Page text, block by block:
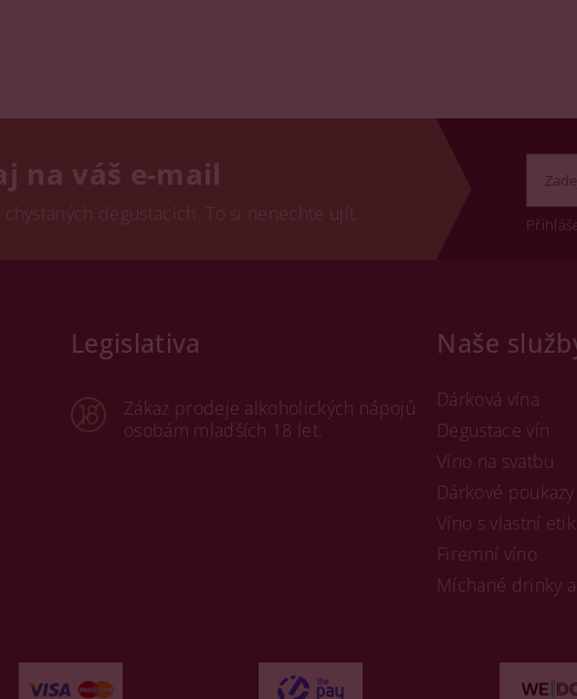
na váš e-mail
degustacích. To si nenechte ujít.
Legislativa
Zákaz prodeje alkoholických nápojů
osobám mladších 18 let.
Naše
Dárková vína
Degustace vín
Víno na svatbu
Dárkové poukazy
Víno s vlastní
Firemní víno
Míchané drinky